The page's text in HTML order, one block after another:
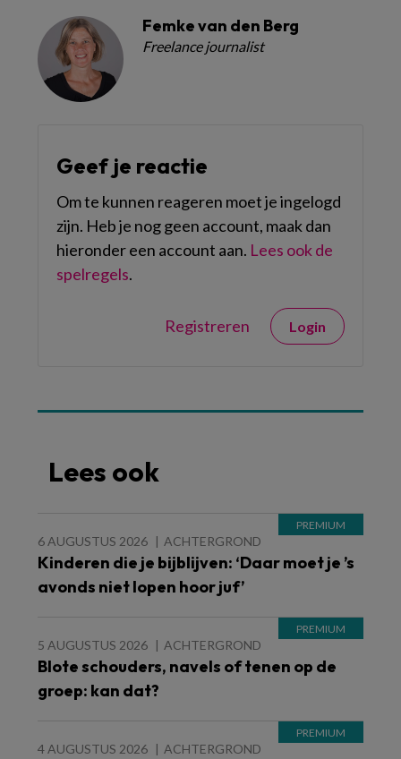
Femke van den Berg
Freelance journalist
Geef je reactie
Om te kunnen reageren moet je ingelogd
zijn. Heb je nog geen account, maak dan
hieronder een account aan. Lees ook de
spelregels.
Registreren Login
Lees ook
6 AUGUSTUS 2026 ACHTERGROND
Kinderen die je bijblijven: ‘Daar moet je ’s
avonds niet lopen hoor juf’
5 AUGUSTUS 2026 ACHTERGROND
Blote schouders, navels of tenen op de
groep: kan dat?
4 AUGUSTUS 2026 ACHTERGROND